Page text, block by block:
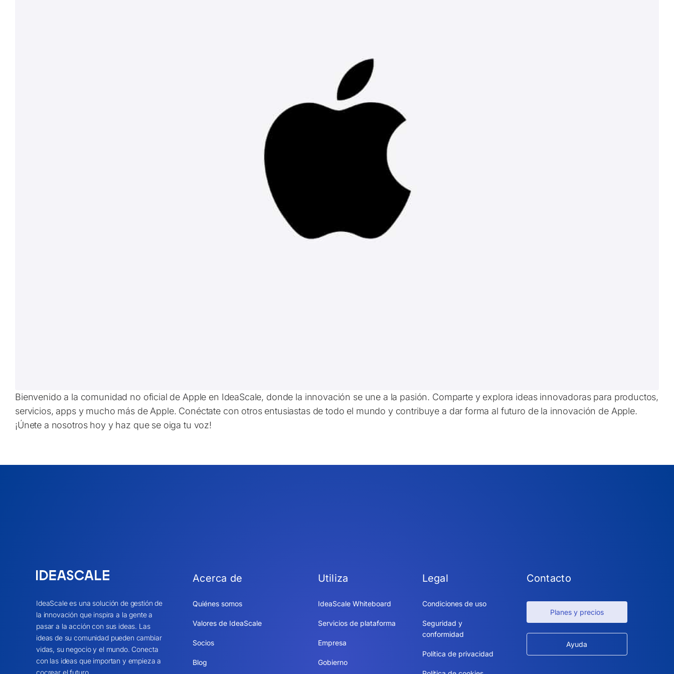
Bienvenido a la comunidad no oficial de Apple en IdeaScale, donde la innovación se une a la pasión. Comparte y explora ideas innovadoras para productos,
servicios, apps y mucho más de Apple. Conéctate con otros entusiastas de todo el mundo y contribuye a dar forma al futuro de la innovación de Apple.
¡Únete a nosotros hoy y haz que se oiga tu voz!
IdeaScale es una solución de gestión de
la innovación que inspira a la gente a
pasar a la acción con sus ideas. Las
ideas de su comunidad pueden cambiar
vidas, su negocio y el mundo. Conecta
con las ideas que importan y empieza a
cocrear el futuro.
Acerca de
Quiénes somos
Valores de IdeaScale
Socios
Blog
Utiliza
IdeaScale Whiteboard
Servicios de plataforma
Empresa
Gobierno
Legal
Condiciones de uso
Seguridad y
conformidad
Política de privacidad
Contacto
Planes y precios
Ayuda